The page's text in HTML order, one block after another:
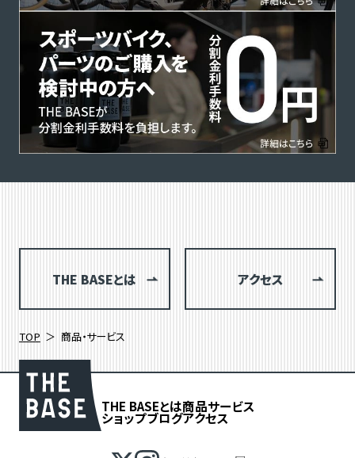
THE BASEとは アクセス
TOP 商品・サービス
THE BASEとは商品サービス
ショップブログアクセス